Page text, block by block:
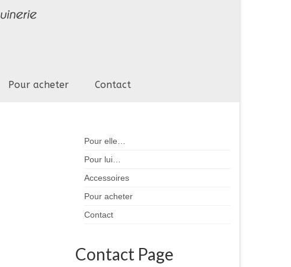
Pour acheter Contact
Pour elle…
Pour lui…
Accessoires
Pour acheter
Contact
Contact Page